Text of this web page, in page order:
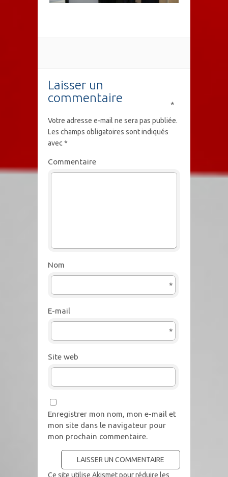
Laisser un
commentaire
Votre adresse e-mail ne sera pas publiée.
Les champs obligatoires sont indiqués
avec *
Commentaire
*
Nom
*
E-mail
*
Site web
Enregistrer mon nom, mon e-mail et
mon site dans le navigateur pour
mon prochain commentaire.
Ce site utilise Akismet pour réduire les